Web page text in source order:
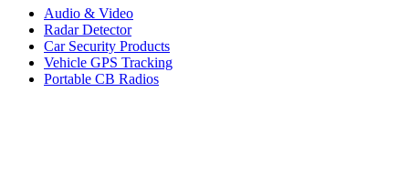
Audio & Video
Radar Detector
Car Security Products
Vehicle GPS Tracking
Portable CB Radios